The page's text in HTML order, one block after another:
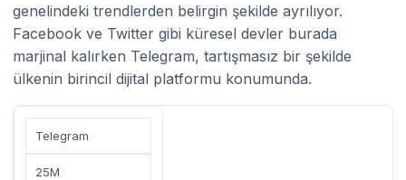
genelindeki trendlerden belirgin şekilde ayrılıyor.
Facebook ve Twitter gibi küresel devler burada
marjinal kalırken Telegram, tartışmasız bir şekilde
ülkenin birincil dijital platformu konumunda.
Telegram
25M